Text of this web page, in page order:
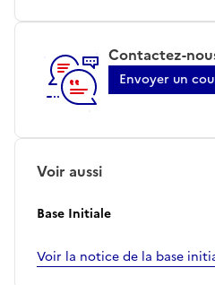
Contactez-
Envoyer un
Voir aussi
Base Initiale
Voir la notice de la base